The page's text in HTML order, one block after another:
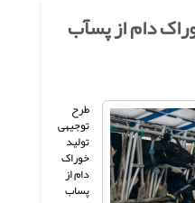
دام از پسآب
طرح
توجیهی
تولید
خوراک
دام از
پساب